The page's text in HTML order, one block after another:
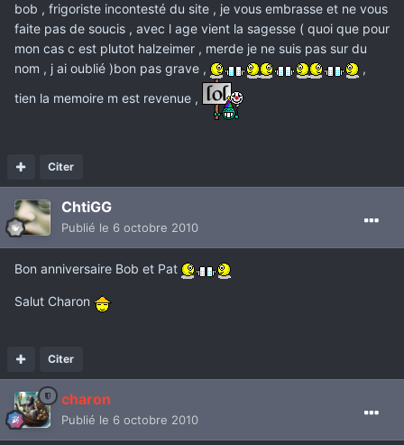
bob , frigoriste incontesté du site , je vous embrasse et ne vous
faite pas de soucis , avec l age vient la sagesse ( quoi que pour
mon cas c est plutot halzeimer , merde je ne suis pas sur du
nom , j ai oublié )bon pas grave ,
,
tien la memoire m est revenue ,
Citer
ChtiGG
Publié le 6 octobre 2010
Bon anniversaire Bob et Pat
Salut Charon
Citer
charon
Publié le 6 octobre 2010